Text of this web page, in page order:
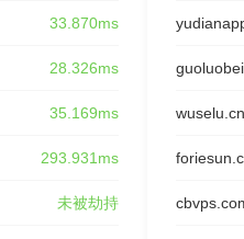
33.870ms
28.326ms
35.169ms
293.931ms
未被劫持
wuselu.cn